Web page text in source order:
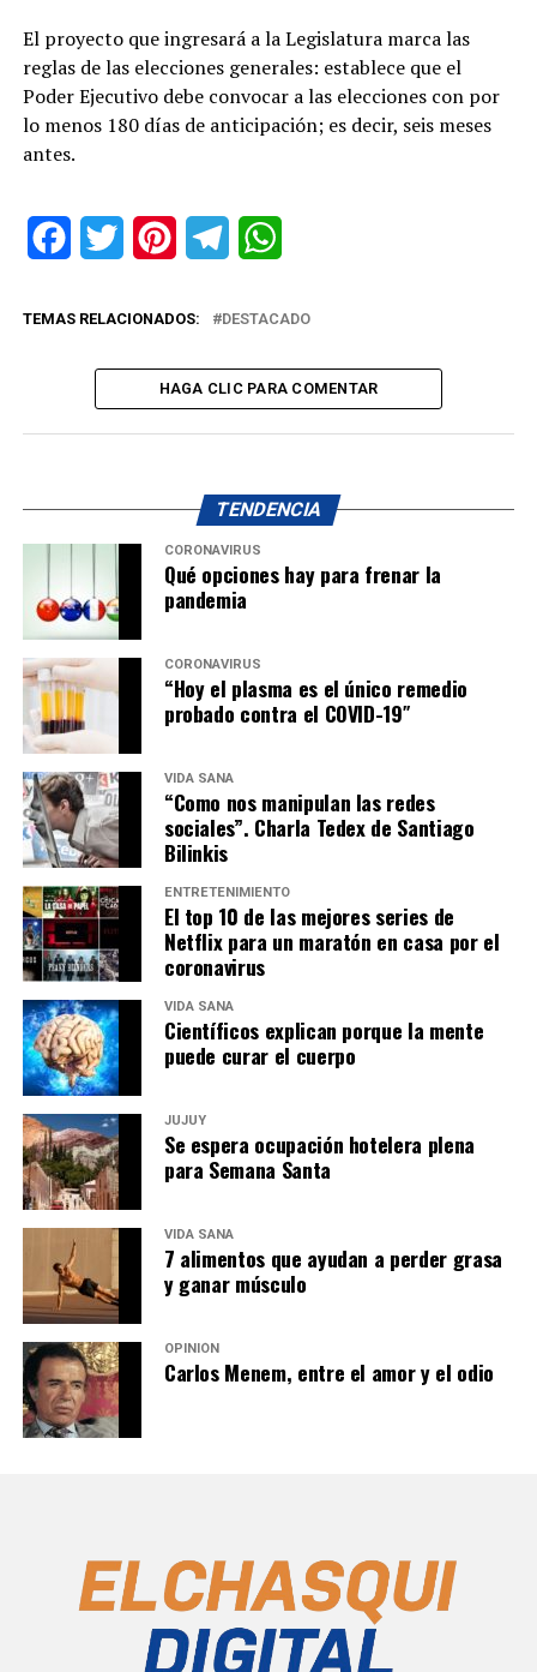
El proyecto que ingresará a la Legislatura marca las
reglas de las elecciones generales: establece que el
Poder Ejecutivo debe convocar a las elecciones con por
lo menos 180 días de anticipación; es decir, seis meses
antes.
FacebookTwitter PinterestTelegram
TEMAS RELACIONADOS: DESTACADO
HAGA CLIC PARA COMENTAR
TENDENCIA
CORONAVIRUS
Qué opciones hay para frenar la
pandemia
CORONAVIRUS
“Hoy el plasma es el único remedio
probado contra el COVID-19″
VIDA SANA
“Como nos manipulan las redes
sociales”. Charla Tedex de Santiago
Bilinkis
ENTRETENIMIENTO
El top 10 de las mejores series de
Netflix para un maratón en casa por el
coronavirus
VIDA SANA
Científicos explican porque la mente
puede curar el cuerpo
JUJUY
Se espera ocupación hotelera plena
para Semana Santa
VIDA SANA
7 alimentos que ayudan a perder grasa
y ganar músculo
OPINIÓN
Carlos Menem, entre el amor y el odio